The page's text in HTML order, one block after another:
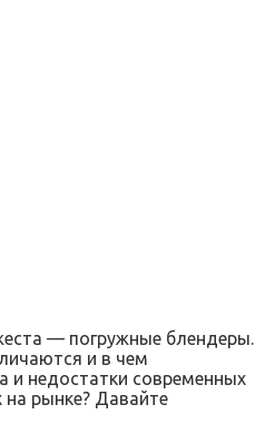
— погружные блендеры.
и в чем
и недостатки современных
рынке? Давайте